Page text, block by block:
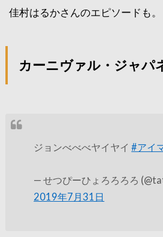
佳村はるかさんのエピソードも。
カーニヴァル・ジャパ
ジョンべべべヤイヤイ#アイ
— せつぴーひょろろろろ
2019年7月31日